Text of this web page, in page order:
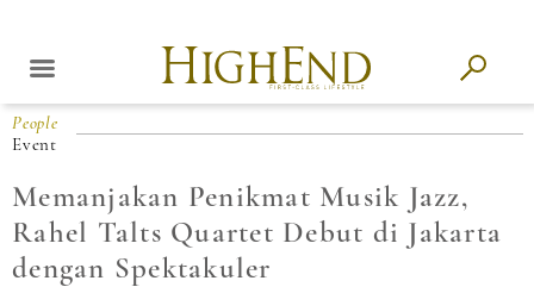
People
Event
Memanjakan Penikmat Musik Jazz,
Rahel Talts Quartet Debut di Jakarta
dengan Spektakuler